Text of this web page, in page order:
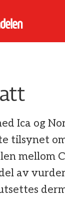
Ica og
tilsynet
mellom
av